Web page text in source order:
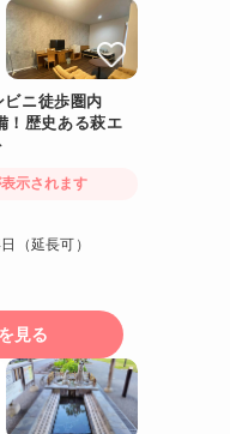
ニ徒歩圏内
！歴史ある萩エ
示されます
（延長可）
見る